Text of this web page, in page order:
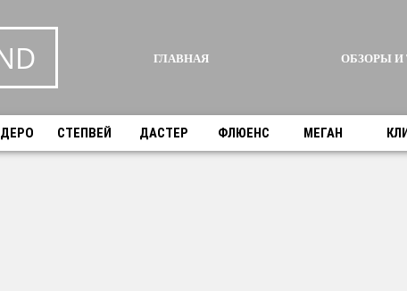
ГЛАВНАЯ ОБЗОРЫ И
СТЕПВЕЙ ДАСТЕР ФЛЮЕНС МЕГАН